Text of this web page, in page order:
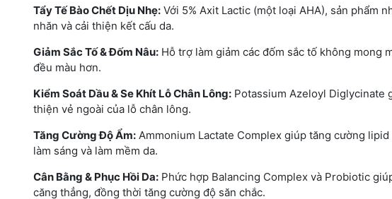
Tẩy Tế Bào Chết Dịu Nhẹ: Với 5% Axit Lactic (một loại AHA), sản phẩm
nhăn và cải thiện kết cấu da.
Giảm Sắc Tố & Đốm Nâu: Hỗ trợ làm giảm các đốm sắc tố không mong
đều màu hơn.
Kiểm Soát Dầu & Se Khít Lỗ Chân Lông: Potassium Azeloyl Diglycinate
thiện vẻ ngoài của lỗ chân lông.
Tăng Cường Độ Ẩm: Ammonium Lactate Complex giúp tăng cường
làm sáng và làm mềm da.
Cân Bằng & Phục Hồi Da: Phức hợp Balancing Complex và Probiotic
căng thẳng, đồng thời tăng cường độ săn chắc.